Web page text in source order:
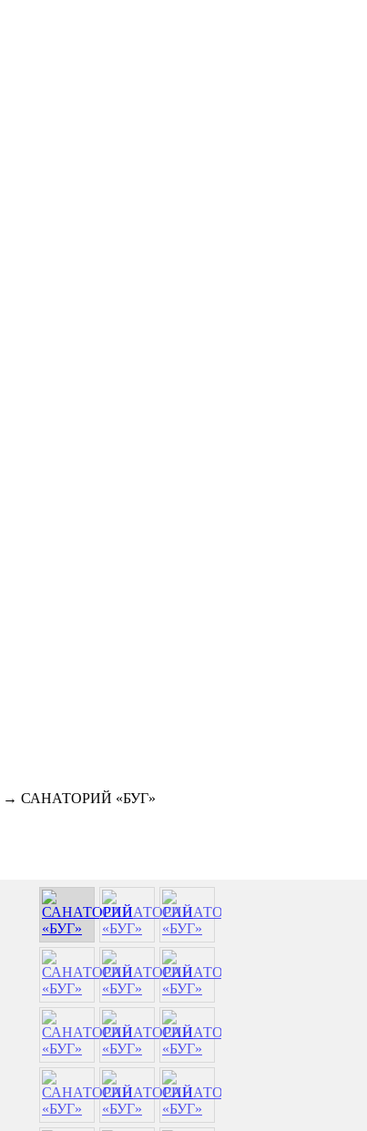
→ САНАТОРИЙ «БУГ»